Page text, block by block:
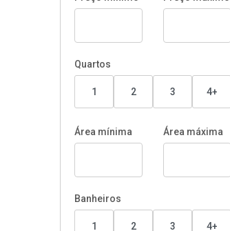
Quartos
1 2 3 4+
Área mínima Área máxima
Banheiros
1 2 3 4+